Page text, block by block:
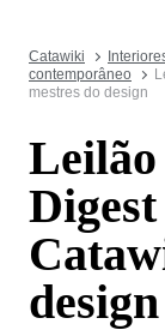
Catawiki
contemporâneo
mestres do design
design